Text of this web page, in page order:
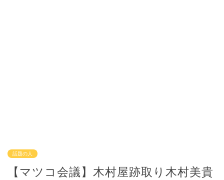
話題の人
【マツコ会議】木村屋跡取り木村美貴